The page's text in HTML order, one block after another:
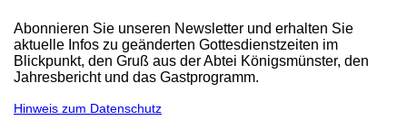
Abonnieren Sie unseren Newsletter und erhalten Sie
aktuelle Infos zu geänderten Gottesdienstzeiten im
Blickpunkt, den Gruß aus der Abtei Königsmünster, den
Jahresbericht und das Gastprogramm.
Hinweis zum Datenschutz